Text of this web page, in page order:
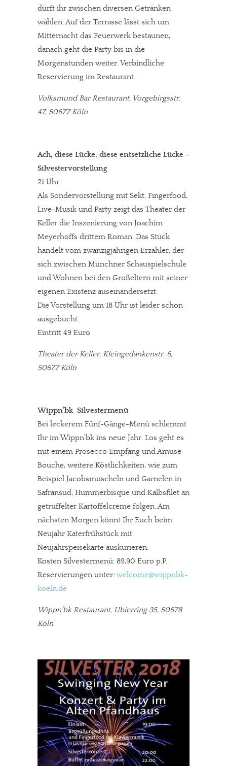
dürft ihr zwischen diversen Getränken
wählen. Auf der Terrasse lässt sich um
Mitternacht das Feuerwerk bestaunen,
danach geht die Party bis in die
Morgenstunden weiter. Verbindliche
Reservierung im Restaurant.
Volksmund Bar Restaurant, Vorgebirgsstr.
47, 50677 Köln
Ach, diese Lücke, diese entsetzliche Lücke –
Silvestervorstellung
21 Uhr
Als Sondervorstellung mit Sekt, Fingerfood,
Live-Musik und Party zeigt das Theater der
Keller die Inszenierung von Joachim
Meyerhoffs drittem Roman. Das Stück
handelt vom zwanzigjährigen Erzähler, der
sich zwischen Münchner Schauspielschule
und Wohnen bei den Großeltern mit seiner
eigenen Existenz auseinandersetzt.
Die Vorstellung um 18 Uhr ist leider schon
ausgebucht.
Eintritt 49 Euro
Theater der Keller, Kleingedankenstr. 6,
50677 Köln
Wippn’bk Silvestermenü
Bei leckerem Fünf-Gänge-Menü schlemmt
Ihr im Wippn’bk ins neue Jahr. Los geht es
mit einem Prosecco Empfang und Amuse
Bouche, weitere Köstlichkeiten, wie zum
Beispiel Jacobsmuscheln und Garnelen in
Safransud, Hummerbisque und Kalbsfilet an
getrüffelter Kartoffelcreme folgen. Am
nächsten Morgen könnt Ihr Euch beim
Neujahr Katerfrühstück mit
Neujahrspeisekarte auskurieren.
Kosten Silvestermenü: 89,90 Euro p.P.
Reservierungen unter: welcome@wippnbk-
koeln.de
Wippn’bk Restaurant, Ubierring 35, 50678
Köln